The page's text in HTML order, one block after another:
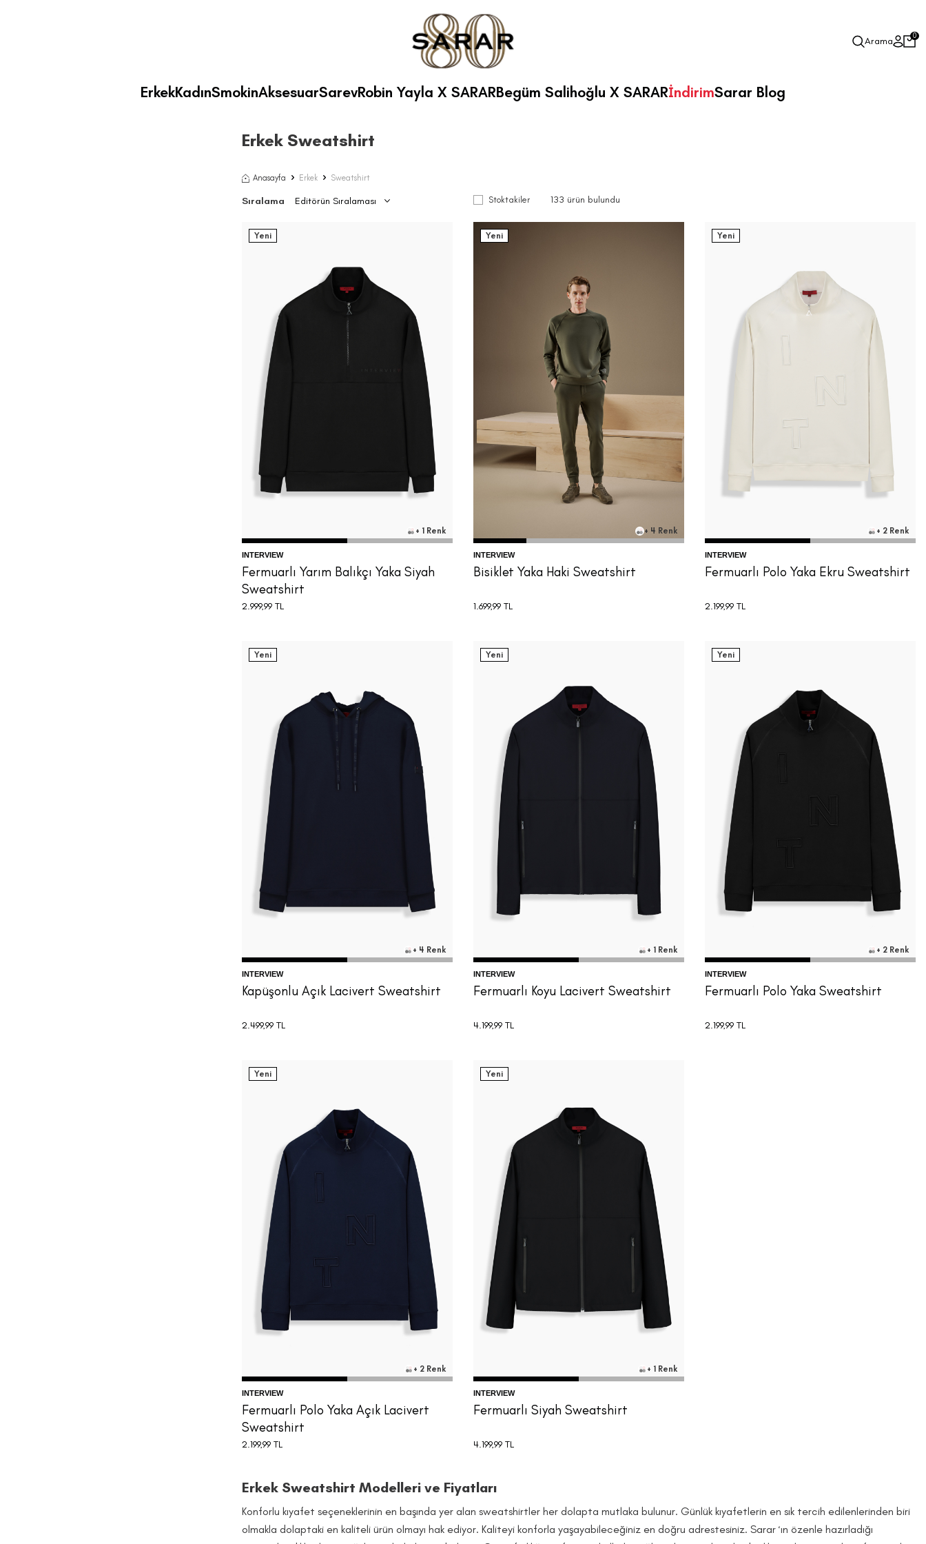
Arama 0
ErkekKadınSmokinAksesuarSarevRobin Yayla X SARARBegüm Salihoğlu X SARARİndirimSarar Blog
Erkek Sweatshirt
Anasayfa Erkek Sweatshirt
Sıralama Stoktakiler 133 ürün bulundu
Yeni
+ 1 Renk
INTERVIEW
Fermuarlı Yarım Balıkçı Yaka Siyah
Sweatshirt
2.999,99 TL
Yeni
L XL
+ 4 Renk
INTERVIEW
Bisiklet Yaka Haki Sweatshirt
1.699,99 TL
Yeni
+ 2 Renk
INTERVIEW
Fermuarlı Polo Yaka Ekru Sweatshirt
2.199,99 TL
Yeni
S 4XL
+ 4 Renk
INTERVIEW
Kapüşonlu Açık Lacivert Sweatshirt
2.499,99 TL
Yeni
S M L XL XXL 3XL
+ 1 Renk
INTERVIEW
Fermuarlı Koyu Lacivert Sweatshirt
4.199,99 TL
Yeni
M
+ 2 Renk
INTERVIEW
Fermuarlı Polo Yaka Sweatshirt
2.199,99 TL
Yeni
M
+ 2 Renk
INTERVIEW
Fermuarlı Polo Yaka Açık Lacivert
Sweatshirt
2.199,99 TL
Yeni
+ 1 Renk
INTERVIEW
Fermuarlı Siyah Sweatshirt
4.199,99 TL
Erkek Sweatshirt Modelleri ve Fiyatları
Konforlu kıyafet seçeneklerinin en başında yer alan sweatshirtler her dolapta mutlaka bulunur. Günlük kıyafetlerin en sık tercih edilenlerinden biri
olmakla dolaptaki en kaliteli ürün olmayı hak ediyor. Kaliteyi konforla yaşayabileceğiniz en doğru adrestesiniz. Sarar ‘ın özenle hazırladığı